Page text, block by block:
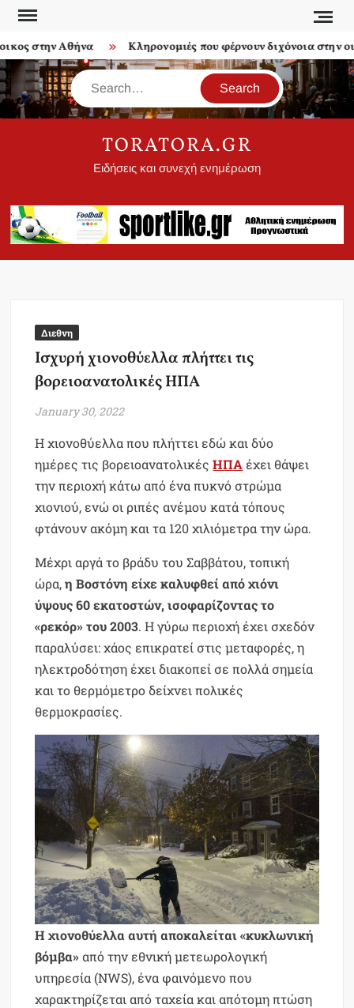
Skip
content
στην Αθήνα Κληρονομιές που φέρνουν διχόνοια στην
Search
TORATORA.GR
Ειδήσεις και συνεχή ενημέρωση
Διεθνη
Ισχυρή χιονοθύελλα πλήττει τις
βορειοανατολικές ΗΠΑ
January 30, 2022
Η χιονοθύελλα που πλήττει εδώ και δύο
ημέρες τις βορειοανατολικέςΗΠΑέχει θάψει
την περιοχή κάτω από ένα πυκνό στρώμα
χιονιού, ενώ οι ριπές ανέμου κατά τόπους
φτάνουν ακόμη και τα 120 χιλιόμετρα την ώρα.
Μέχρι αργά το βράδυ του Σαββάτου, τοπική
ώρα,η Βοστόνη είχε καλυφθεί από χιόνι
ύψους 60 εκατοστών, ισοφαρίζοντας το
«ρεκόρ» του 2003. Η γύρω περιοχή έχει σχεδόν
παραλύσει: χάος επικρατεί στις μεταφορές, η
ηλεκτροδότηση έχει διακοπεί σε πολλά σημεία
και το θερμόμετρο δείχνει πολικές
θερμοκρασίες.
Η χιονοθύελλα αυτή αποκαλείται «κυκλωνική
βόμβα»από την εθνική μετεωρολογική
υπηρεσία (NWS), ένα φαινόμενο που
χαρακτηρίζεται από ταχεία και απότομη πτώση